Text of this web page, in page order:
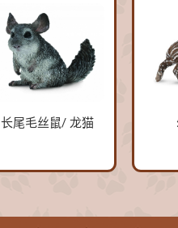
长尾毛丝鼠/ 龙猫